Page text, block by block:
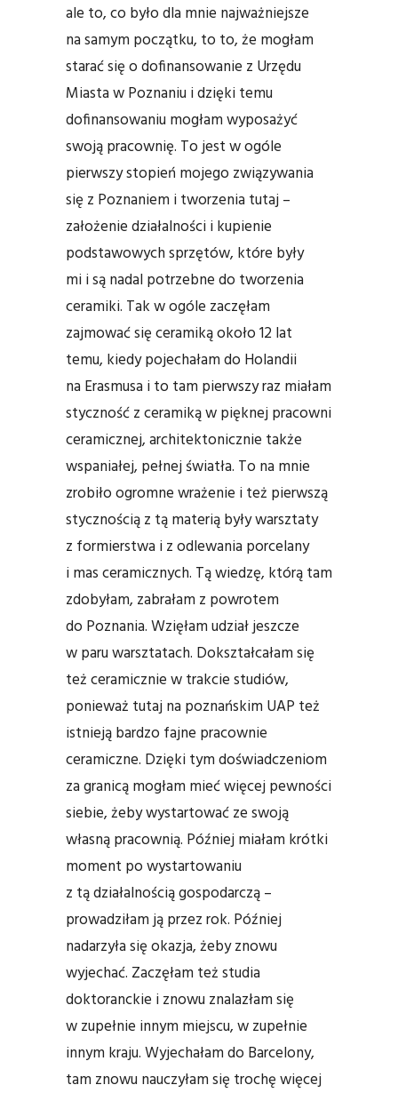
ale to, co było dla mnie najważniejsze
na samym początku, to to, że mogłam
starać się o dofinansowanie z Urzędu
Miasta w Poznaniu i dzięki temu
dofinansowaniu mogłam wyposażyć
swoją pracownię. To jest w ogóle
pierwszy stopień mojego związywania
się z Poznaniem i tworzenia tutaj –
założenie działalności i kupienie
podstawowych sprzętów, które były
mi i są nadal potrzebne do tworzenia
ceramiki. Tak w ogóle zaczęłam
zajmować się ceramiką około 12 lat
temu, kiedy pojechałam do Holandii
na Erasmusa i to tam pierwszy raz miałam
styczność z ceramiką w pięknej pracowni
ceramicznej, architektonicznie także
wspaniałej, pełnej światła. To na mnie
zrobiło ogromne wrażenie i też pierwszą
stycznością z tą materią były warsztaty
z formierstwa i z odlewania porcelany
i mas ceramicznych. Tą wiedzę, którą tam
zdobyłam, zabrałam z powrotem
do Poznania. Wzięłam udział jeszcze
w paru warsztatach. Dokształcałam się
też ceramicznie w trakcie studiów,
ponieważ tutaj na poznańskim UAP też
istnieją bardzo fajne pracownie
ceramiczne. Dzięki tym doświadczeniom
za granicą mogłam mieć więcej pewności
siebie, żeby wystartować ze swoją
własną pracownią. Później miałam krótki
moment po wystartowaniu
z tą działalnością gospodarczą –
prowadziłam ją przez rok. Później
nadarzyła się okazja, żeby znowu
wyjechać. Zaczęłam też studia
doktoranckie i znowu znalazłam się
w zupełnie innym miejscu, w zupełnie
innym kraju. Wyjechałam do Barcelony,
tam znowu nauczyłam się trochę więcej